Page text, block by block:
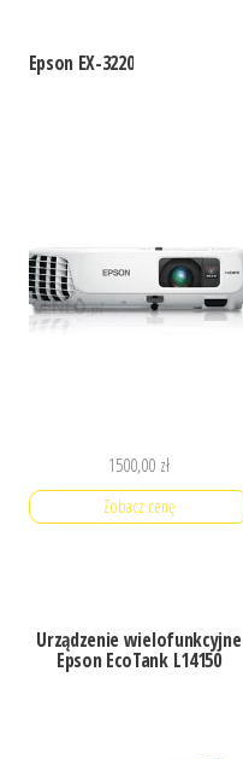
Epson EX-3220
1500,00 zł
Zobacz cenę
Urządzenie wielofunkcyjne
Epson EcoTank L14150